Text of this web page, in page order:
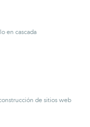
en cascada
de sitios web